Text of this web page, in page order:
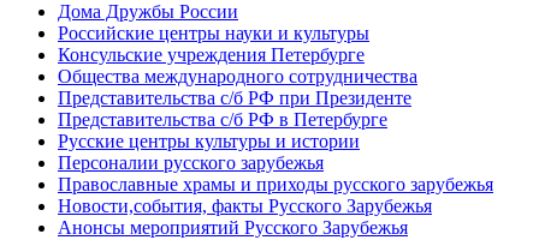
Дома Дружбы России
Российские центры науки и культуры
Консульские учреждения Петербурге
Общества международного сотрудничества
Представительства с/б РФ при Президенте
Представительства с/б РФ в Петербурге
Русские центры культуры и истории
Персоналии русского зарубежья
Православные храмы и приходы русского зарубежья
Новости,события, факты Русского Зарубежья
Анонсы мероприятий Русского Зарубежья